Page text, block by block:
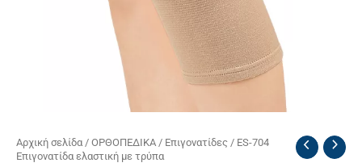
Αρχική σελίδα / ΟΡΘΟΠΕΔΙΚΑ / Επιγονατίδες / ES-704
Επιγονατίδα ελαστική με τρύπα
ES-
704